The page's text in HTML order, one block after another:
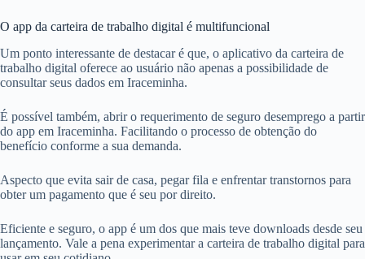
O app da carteira de trabalho digital é multifuncional
Um ponto interessante de destacar é que, o aplicativo da carteira de
trabalho digital oferece ao usuário não apenas a possibilidade de
consultar seus dados em Iraceminha.
É possível também, abrir o requerimento de seguro desemprego a partir
do app em Iraceminha. Facilitando o processo de obtenção do
benefício conforme a sua demanda.
Aspecto que evita sair de casa, pegar fila e enfrentar transtornos para
obter um pagamento que é seu por direito.
Eficiente e seguro, o app é um dos que mais teve downloads desde seu
lançamento. Vale a pena experimentar a carteira de trabalho digital para